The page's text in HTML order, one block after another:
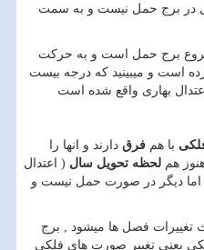
در برج حمل نیست و به سمت
برج حمل است و به حرکت
است و میبینید که درجه بیست
بهاری واقع شده است
با هم فرق دارند و انها را
هم لحظه تحویل سال ( اعتدال
اما دیگر در صورت حمل نیست و
تغییرات فصل ها میشود , برج
یعنی تغییر صورت های فلکی